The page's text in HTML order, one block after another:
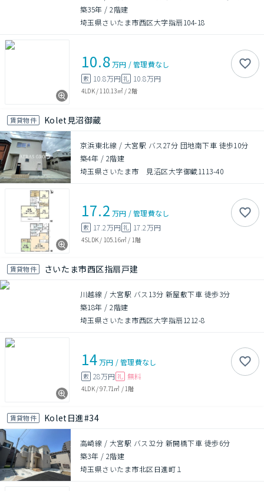
築35年 /2階建
埼玉県さいたま市西区大字指扇104-18
10.8万円 /管理費なし
敷 10.8万円 礼 10.8万円
4LDK/ 110.13㎡/ 2階
賃貸物件 Kolet見沼御蔵
京浜東北線 / 大宮駅 バス27分 団地南下車 徒歩10分
築4年 / 2階建
埼玉県さいたま市 見沼区大字御蔵1113-40
17.2 万円 /管理費なし
敷 17.2万円 礼 17.2万円
4SLDK / 105.16㎡ / 1階
賃貸物件 さいたま市西区指扇戸建
川越線 / 大宮駅 バス13分 新屋敷下車 徒歩3分
築18年 /2階建
埼玉県さいたま市西区大字指扇1212-8
14万円 /管理費なし
敷 28万円 礼 無料
4LDK/97.71㎡ / 1階
賃貸物件 Kolet日進#34
高崎線 / 大宮駅 バス32分 新開橋下車 徒歩6分
築3年 / 2階建
埼玉県さいたま市北区日進町１